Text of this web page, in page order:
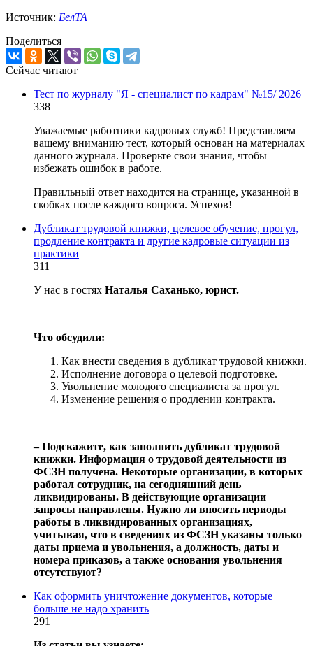
Источник: БелТА
Поделиться
Сейчас читают
Тест по журналу "Я - специалист по кадрам" №15/ 2026
338
Уважаемые работники кадровых служб! Представляем
вашему вниманию тест, который основан на материалах
данного журнала. Проверьте свои знания, чтобы
избежать ошибок в работе.
Правильный ответ находится на странице, указанной в
скобках после каждого вопроса. Успехов!
Дубликат трудовой книжки, целевое обучение, прогул,
продление контракта и другие кадровые ситуации из
практики
311
У нас в гостях Наталья Саханько, юрист.
Что обсудили:
Как внести сведения в дубликат трудовой книжки.
Исполнение договора о целевой подготовке.
Увольнение молодого специалиста за прогул.
Изменение решения о продлении контракта.
‒ Подскажите, как заполнить дубликат трудовой
книжки. Информация о трудовой деятельности из
ФСЗН получена. Некоторые организации, в которых
работал сотрудник, на сегодняшний день
ликвидированы. В действующие организации
запросы направлены. Нужно ли вносить периоды
работы в ликвидированных организациях,
учитывая, что в сведениях из ФСЗН указаны только
даты приема и увольнения, а должность, даты и
номера приказов, а также основания увольнения
отсутствуют?
Как оформить уничтожение документов, которые
больше не надо хранить
291